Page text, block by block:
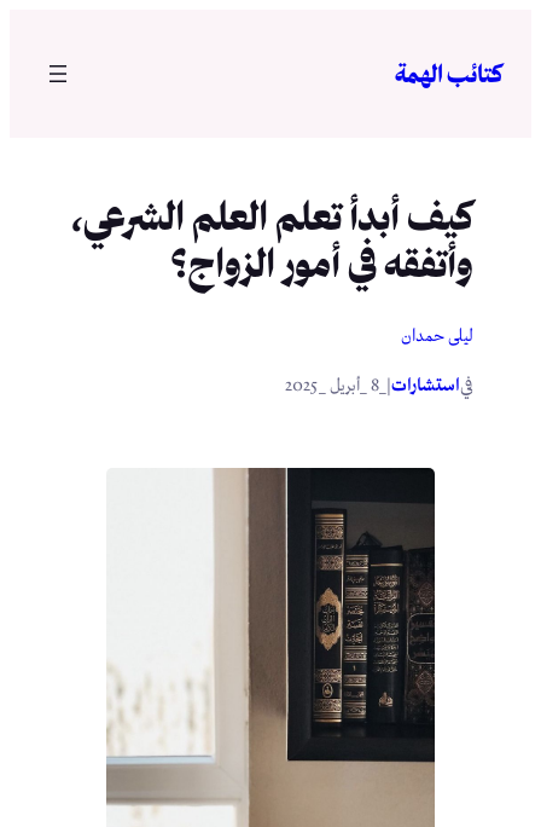
المحتوى
كتائب الهمة
كيف أبدأ تعلم العلم الشرعي،
وأتفقه في أمور الزواج؟
ليلى حمدان
فياستشارات